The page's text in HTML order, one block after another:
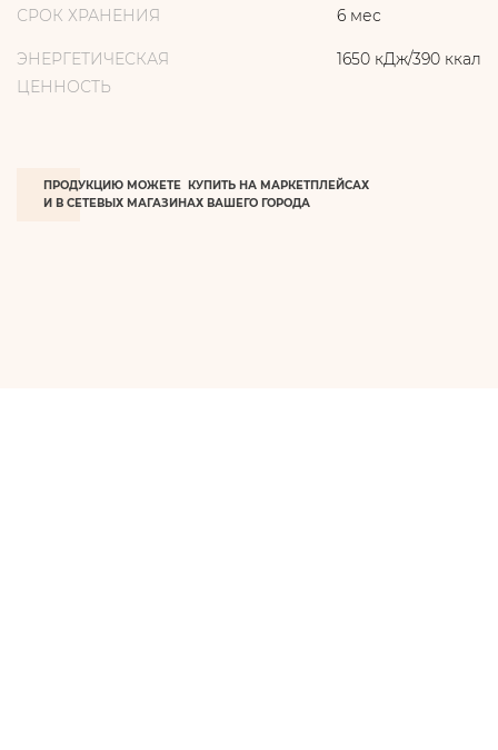
СРОК ХРАНЕНИЯ
ЭНЕРГЕТИЧЕСКАЯ
ЦЕННОСТЬ
6 мес
1650 кДж/390 ккал
ПРОДУКЦИЮ МОЖЕТЕ КУПИТЬ НА МАРКЕТПЛЕЙСАХ
И В СЕТЕВЫХ МАГАЗИНАХ ВАШЕГО ГОРОДА